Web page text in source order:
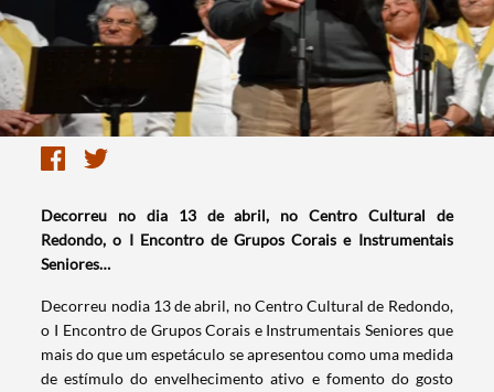
Decorreu no dia 13 de abril, no Centro Cultural de
Redondo, o I Encontro de Grupos Corais e Instrumentais
Seniores…
Decorreu nodia 13 de abril, no Centro Cultural de Redondo,
o I Encontro de Grupos Corais e Instrumentais Seniores que
mais do que um espetáculo se apresentou como uma medida
de estímulo do envelhecimento ativo e fomento do gosto